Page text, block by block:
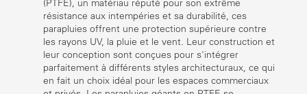
(PTFE), un matériau réputé pour son extrême
résistance aux intempéries et sa durabilité, ces
parapluies offrent une protection supérieure contre
les rayons UV, la pluie et le vent. Leur construction et
leur conception sont conçues pour s'intégrer
parfaitement à différents styles architecturaux, ce qui
en fait un choix idéal pour les espaces commerciaux